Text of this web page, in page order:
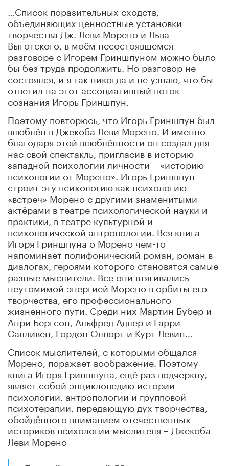
…Список поразительных сходств,
объединяющих ценностные установки
творчества Дж. Леви Морено и Льва
Выготского, в моём несостоявшемся
разговоре с Игорем Гриншпуном можно было
бы без труда продолжить. Но разговор не
состоялся, и я так никогда и не узнаю, что бы
ответил на этот ассоциативный поток
сознания Игорь Гриншпун.
Поэтому повторюсь, что Игорь Гриншпун был
влюблён в Джекоба Леви Морено. И именно
благодаря этой влюблённости он создал для
нас свой спектакль, пригласив в историю
западной психологии личности – «историю
психологии от Морено». Игорь Гриншпун
строит эту психологию как психологию
«встреч» Морено с другими знаменитыми
актёрами в театре психологической науки и
практики, в театре культурной и
психологической антропологии. Вся книга
Игоря Гриншпуна о Морено чем-то
напоминает полифонический роман, роман в
диалогах, героями которого становятся самые
разные мыслители. Все они втягивались
неутомимой энергией Морено в орбиты его
творчества, его профессионального
жизненного пути. Среди них Мартин Бубер и
Анри Бергсон, Альфред Адлер и Гарри
Салливен, Гордон Олпорт и Курт Левин…
Список мыслителей, с которыми общался
Морено, поражает воображение. Поэтому
книга Игоря Гриншпуна, ещё раз подчеркну,
являет собой энциклопедию истории
психологии, антропологии и групповой
психотерапии, передающую дух творчества,
обойдённого вниманием отечественных
историков психологии мыслителя – Джекоба
Леви Морено